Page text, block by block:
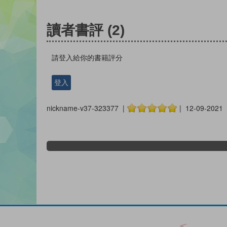
讀者書評 (2)
請登入給你的書籍評分
登入
nickname-v37-323377 | | 12-09-2021